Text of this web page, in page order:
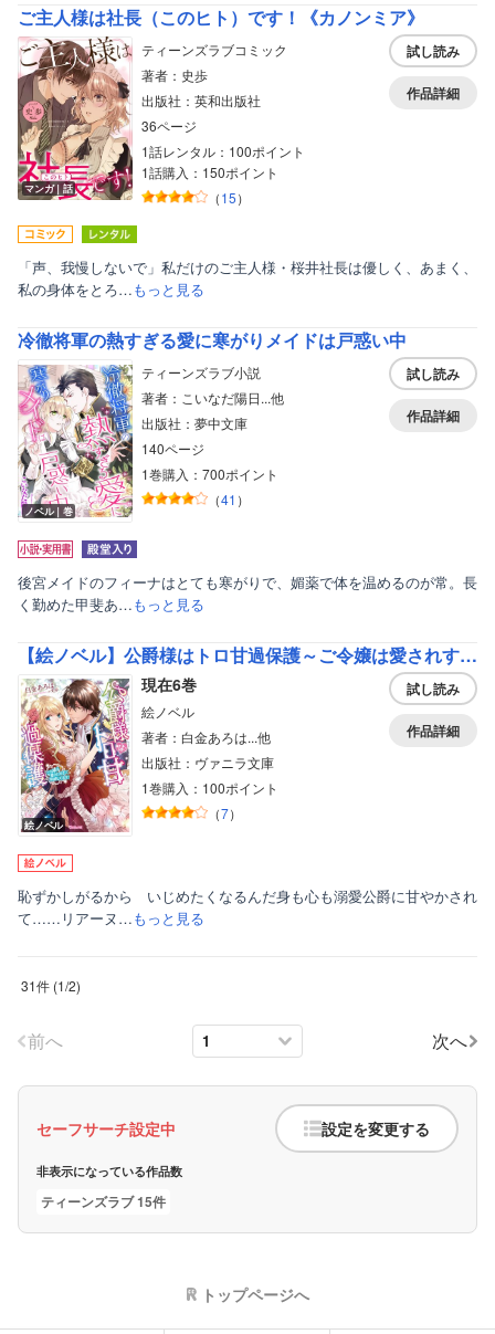
ご主人様は社長（このヒト）です！《カノンミア》
マンガ｜話
ティーンズラブコミック
著者：史歩
出版社：英和出版社
36ページ
1話レンタル：100ポイント
1話購入：150ポイント
（15）
試し読み
作品詳細
「声、我慢しないで」私だけのご主人様・桜井社長は優しく、あまく、
私の身体をとろ…もっと見る
冷徹将軍の熱すぎる愛に寒がりメイドは戸惑い中
ノベル｜巻
ティーンズラブ小説
著者：こいなだ陽日...他
出版社：夢中文庫
140ページ
1巻購入：700ポイント
（41 ）
試し読み
作品詳細
後宮メイドのフィーナはとても寒がりで、媚薬で体を温めるのが常。長
く勤めた甲斐あ…もっと見る
【絵ノベル】公爵様はトロ甘過保護～ご令嬢は愛されすぎて困惑してます！～
絵ノベル
現在6巻
絵ノベル
著者：白金あろは...他
出版社：ヴァニラ文庫
1巻購入：100ポイント
（7）
試し読み
作品詳細
恥ずかしがるから いじめたくなるんだ身も心も溺愛公爵に甘やかされ
て……リアーヌ…もっと見る
31件 (1/2)
前へ 次へ
セーフサーチ設定中 設定を変更する
非表示になっている作品数
ティーンズラブ 15件
トップページへ